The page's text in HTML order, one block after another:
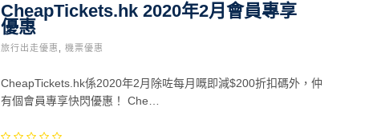
CheapTickets.hk 2020年2月會員專享
優惠
旅行出走優惠 機票優惠
CheapTickets.hk係2020年2月除咗每月嘅即減$200折扣碼外，仲
有個會員專享快閃優惠！ Che…